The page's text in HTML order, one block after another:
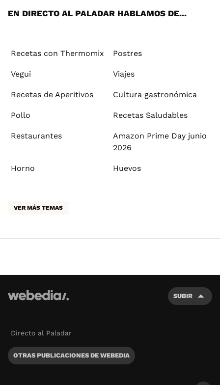
EN DIRECTO AL PALADAR HABLAMOS DE...
Recetas con Thermomix Postres
Vegui Viajes
Recetas de Aperitivos Cultura gastronómica
Pollo Recetas Saludables
Restaurantes
Amazon Prime Day junio
2026
Horno Huevos
VER MÁS TEMAS
SUBIR
Directo al Paladar
OTRAS PUBLICACIONES DE WEBEDIA